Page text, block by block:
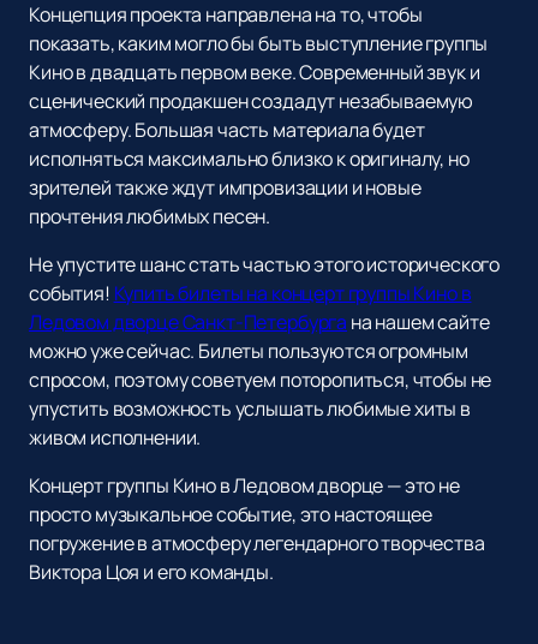
Концепция проекта направлена на то, чтобы
показать, каким могло бы быть выступление группы
Кино в двадцать первом веке. Современный звук и
сценический продакшен создадут незабываемую
атмосферу. Большая часть материала будет
исполняться максимально близко к оригиналу, но
зрителей также ждут импровизации и новые
прочтения любимых песен.
Не упустите шанс стать частью этого исторического
события! Купить билеты на концерт группы Кино в
Ледовом дворце Санкт-Петербурга на нашем сайте
можно уже сейчас. Билеты пользуются огромным
спросом, поэтому советуем поторопиться, чтобы не
упустить возможность услышать любимые хиты в
живом исполнении.
Концерт группы Кино в Ледовом дворце — это не
просто музыкальное событие, это настоящее
погружение в атмосферу легендарного творчества
Виктора Цоя и его команды.